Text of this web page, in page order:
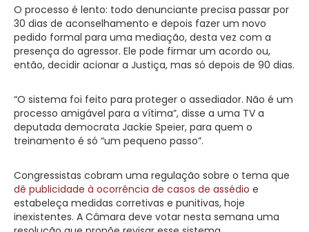
O processo é lento: todo denunciante precisa passar por
30 dias de aconselhamento e depois fazer um novo
pedido formal para uma mediação, desta vez com a
presença do agressor. Ele pode firmar um acordo ou,
então, decidir acionar a Justiça, mas só depois de 90 dias.
“O sistema foi feito para proteger o assediador. Não é um
processo amigável para a vítima”, disse a uma TV a
deputada democrata Jackie Speier, para quem o
treinamento é só “um pequeno passo”.
Congressistas cobram uma regulação sobre o tema que
dê publicidade à ocorrência de casos de assédio e
estabeleça medidas corretivas e punitivas, hoje
inexistentes. A Câmara deve votar nesta semana uma